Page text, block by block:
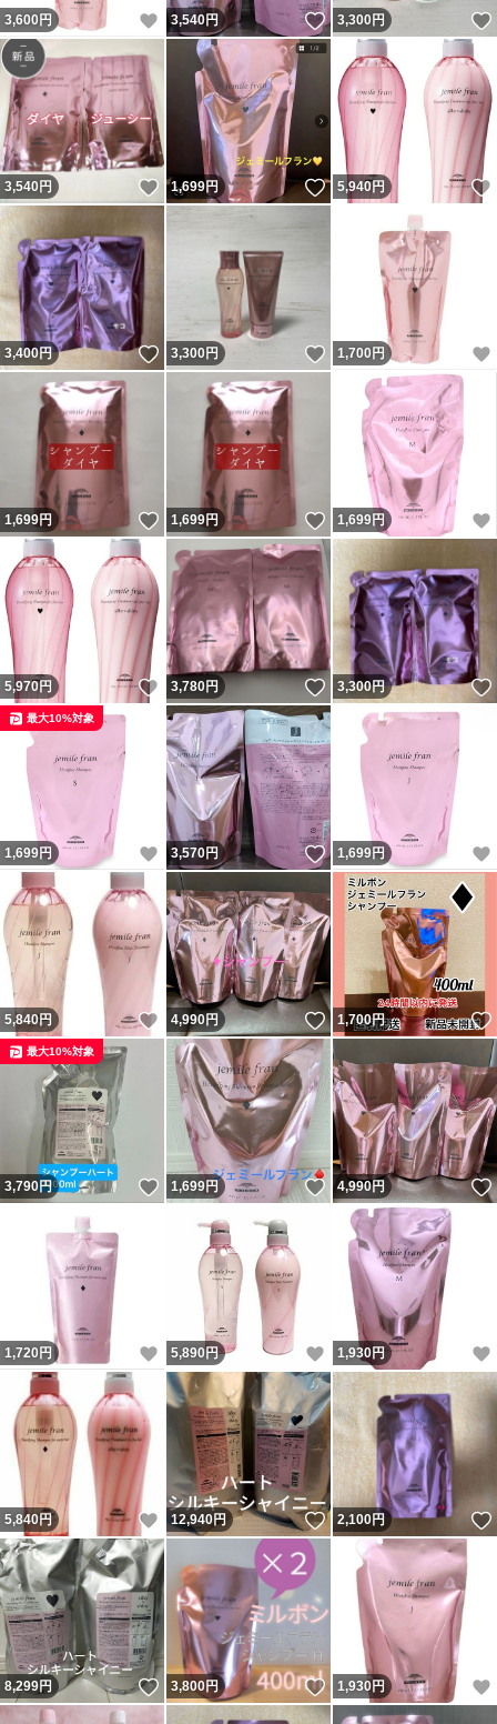
3,600 円 いいね！
3,540円 いいね！
3,300円
3,540円 いいね！
1,699円 いいね！
5,940円
3,400円 いいね！
3,300円 いいね！
1,700 円
1,699円 いいね！
1,699円 いいね！
1,699円
5,970円 いいね！
3,780円 いいね！
3,300円
1,699円 いいね！
最大10%対象
3,570円 いいね！
1,699円
5,840円 いいね！
4,990円 いいね！
1,700円
3,790円 いいね！
最大10%対象
1,699円 いいね！
4,990円
1,720 円 いいね！
5,890円 いいね！
1,930円
5,840円 いいね！
12,940円 いいね！
2,100円
8,299円 いいね！
3,800円 いいね！
1,930円